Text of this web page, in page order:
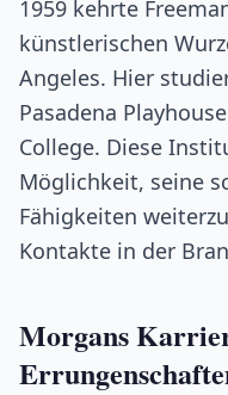
1959 kehrte
künstlerischen
Angeles. Hier
Pasadena
College. Diese
Möglichkeit, seine
Fähigkeiten
Kontakte in der
Morgans